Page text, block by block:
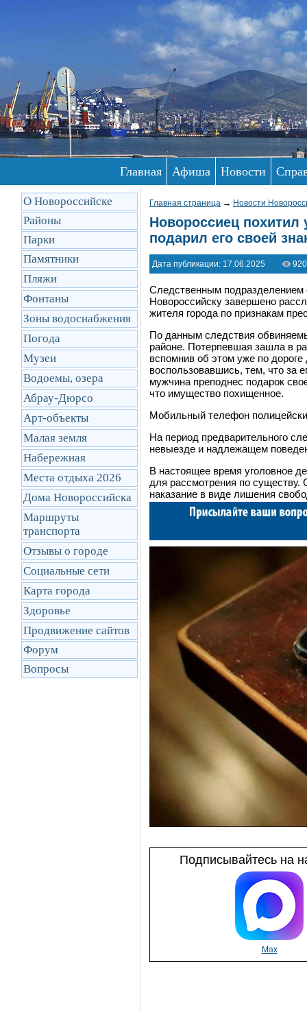
Главная Афиша Новости
О Новороссийске
Районы
Парки
Памятники
Пляжи
Фонтаны
Зоны водоснабжения
Погода
Музеи
Водоемы, озера
Абрау-Дюрсо
Арт-объекты
Малая земля
Набережная
Места отдыха 2026
Дома Новороссийска
Маршруты
транcпорта
Отзывы о городе
Социальные сети
Карта города
Здоровье
Продвижение сайтов
Форум
Вопросы
Главная страница → Новости
Новороссиец
подарил его своей
Дата публикации: 17.06.2025
Следственным подразделением
Новороссийску завершено
жителя города по признакам
По данным следствия
районе. Потерпевшая зашла в
вспомнив об этом уже по
воспользовавшись, тем, что за
мужчина преподнес подарок
что имущество похищенное.
Мобильный телефон
На период предварительного
невыезде и надлежащем
В настоящее время уголовное
для рассмотрения по существу.
наказание в виде лишения
Подписывайтесь на
Max